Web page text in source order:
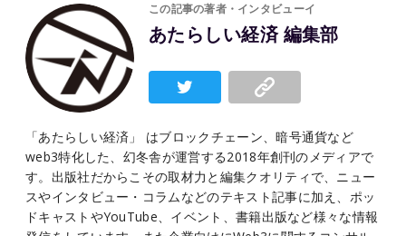
この記事の著者・インタビューイ
あたらしい経済 編集部
「あたらしい経済」 はブロックチェーン、暗号通貨など
web3特化した、幻冬舎が運営する2018年創刊のメディアで
す。出版社だからこその取材力と編集クオリティで、ニュー
スやインタビュー・コラムなどのテキスト記事に加え、ポッ
ドキャストやYouTube、イベント、書籍出版など様々な情報